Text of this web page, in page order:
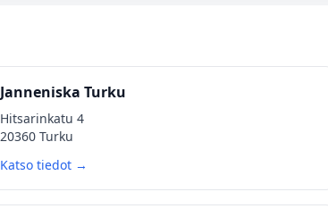
Janneniska Turku
Hitsarinkatu 4
20360 Turku
Katso tiedot →